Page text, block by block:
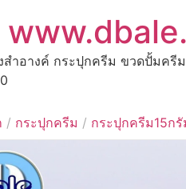
ำอางค์ กระปุกครีม ขวดปั้มครีม
/ กระปุกครีม / กระปุกครีม15กรั